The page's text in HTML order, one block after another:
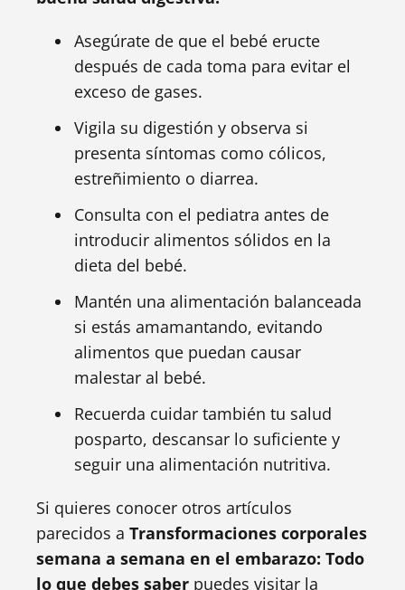
Asegúrate de que el bebé eructe
después de cada toma para evitar el
exceso de gases.
Vigila su digestión y observa si
presenta síntomas como cólicos,
estreñimiento o diarrea.
Consulta con el pediatra antes de
introducir alimentos sólidos en la
dieta del bebé.
Mantén una alimentación balanceada
si estás amamantando, evitando
alimentos que puedan causar
malestar al bebé.
Recuerda cuidar también tu salud
posparto, descansar lo suficiente y
seguir una alimentación nutritiva.
Si quieres conocer otros artículos
parecidos a Transformaciones corporales
semana a semana en el embarazo: Todo
lo que debes saber puedes visitar la